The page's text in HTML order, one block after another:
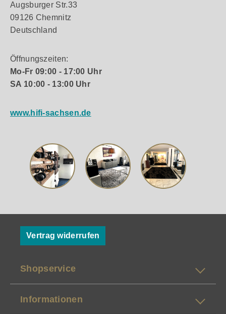
Augsburger Str.33
09126 Chemnitz
Deutschland
Öffnungszeiten:
Mo-Fr 09:00 - 17:00 Uhr
SA 10:00 - 13:00 Uhr
www.hifi-sachsen.de
Vertrag widerrufen
Shopservice
Informationen